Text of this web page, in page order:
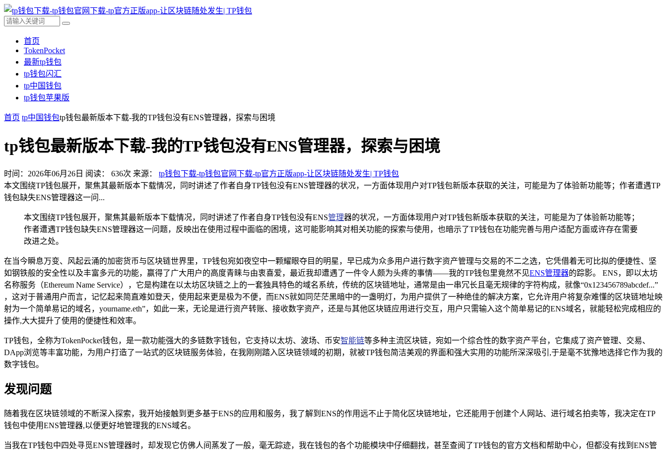
首页
TokenPocket
最新tp钱包
tp钱包闪汇
tp中国钱包
tp钱包苹果版
首页 tp中国钱包tp钱包最新版本下载-我的TP钱包没有ENS管理器，探索与困境
tp钱包最新版本下载-我的TP钱包没有ENS管理器，探索与困境
时间：2026年06月26日 阅读： 636次 来源： tp钱包下载-tp钱包官网下载-tp官方正版app-让区块链随处发生| TP钱包
本文围绕TP钱包展开，聚焦其最新版本下载情况，同时讲述了作者自身TP钱包没有ENS管理器的状况，一方面体现用户对TP钱包新版本获取的关注，可能是为了体验新功能等；作者遭遇TP
钱包缺失ENS管理器这一问...
本文围绕TP钱包展开，聚焦其最新版本下载情况，同时讲述了作者自身TP钱包没有ENS管理器的状况，一方面体现用户对TP钱包新版本获取的关注，可能是为了体验新功能等；
作者遭遇TP钱包缺失ENS管理器这一问题，反映出在使用过程中面临的困境，这可能影响其对相关功能的探索与使用，也暗示了TP钱包在功能完善与用户适配方面或许存在需要
改进之处。
在当今瞬息万变、风起云涌的加密货币与区块链世界里，TP钱包宛如夜空中一颗耀眼夺目的明星，早已成为众多用户进行数字资产管理与交易的不二之选，它凭借着无可比拟的便捷性、坚
如钢铁般的安全性以及丰富多元的功能，赢得了广大用户的高度青睐与由衷喜爱，最近我却遭遇了一件令人颇为头疼的事情——我的TP钱包里竟然不见ENS管理器的踪影。 ENS，即以太坊
名称服务（Ethereum Name Service），它是构建在以太坊区块链之上的一套独具特色的域名系统，传统的区块链地址，通常是由一串冗长且毫无规律的字符构成，就像“0x123456789abcdef...”
，这对于普通用户而言，记忆起来简直难如登天，使用起来更是极为不便，而ENS就如同茫茫黑暗中的一盏明灯，为用户提供了一种绝佳的解决方案，它允许用户将复杂难懂的区块链地址映
射为一个简单易记的域名，yourname.eth”，如此一来，无论是进行资产转账、接收数字资产，还是与其他区块链应用进行交互，用户只需输入这个简单易记的ENS域名，就能轻松完成相应的
操作,大大提升了使用的便捷性和效率。
TP钱包，全称为TokenPocket钱包，是一款功能强大的多链数字钱包，它支持以太坊、波场、币安智能链等多种主流区块链，宛如一个综合性的数字资产平台，它集成了资产管理、交易、
DApp浏览等丰富功能，为用户打造了一站式的区块链服务体验，在我刚刚踏入区块链领域的初期，就被TP钱包简洁美观的界面和强大实用的功能所深深吸引,于是毫不犹豫地选择它作为我的
数字钱包。
发现问题
随着我在区块链领域的不断深入探索，我开始接触到更多基于ENS的应用和服务，我了解到ENS的作用远不止于简化区块链地址，它还能用于创建个人网站、进行域名拍卖等，我决定在TP
钱包中使用ENS管理器,以便更好地管理我的ENS域名。
当我在TP钱包中四处寻觅ENS管理器时，却发现它仿佛人间蒸发了一般，毫无踪迹，我在钱包的各个功能模块中仔细翻找，甚至查阅了TP钱包的官方文档和帮助中心，但都没有找到ENS管